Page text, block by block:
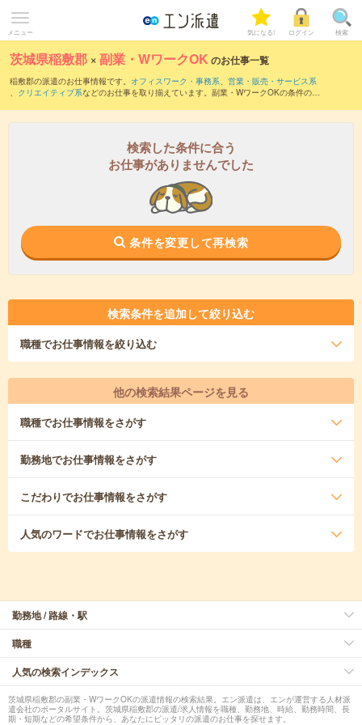
メニュー 気になる! ログイン 検索
茨城県稲敷郡 ×副業・WワークOK のお仕事一覧
稲敷郡の派遣のお仕事情報です。 オフィスワーク・事務系、 営業・販売・サービス系
、 クリエイティブ系などのお仕事を取り揃えています。副業・WワークOKの条件の他
検索した条件に合う
お仕事がありませんでした
条件を変更して再検索
検索条件を追加して絞り込む
職種でお仕事情報を絞り込む
他の検索結果ページを見る
職種でお仕事情報をさがす
勤務地でお仕事情報をさがす
こだわりでお仕事情報をさがす
人気のワードでお仕事情報をさがす
勤務地 / 路線・駅
職種
人気の検索インデックス
茨城県稲敷郡の副業・WワークOKの派遣情報の検索結果。エン派遣は、エンが運営する人材派
遣会社のポータルサイト。茨城県稲敷郡の派遣/求人情報を職種、勤務地、時給、勤務時間、長
期・短期などの希望条件から、あなたにピッタリの派遣のお仕事を探せます。